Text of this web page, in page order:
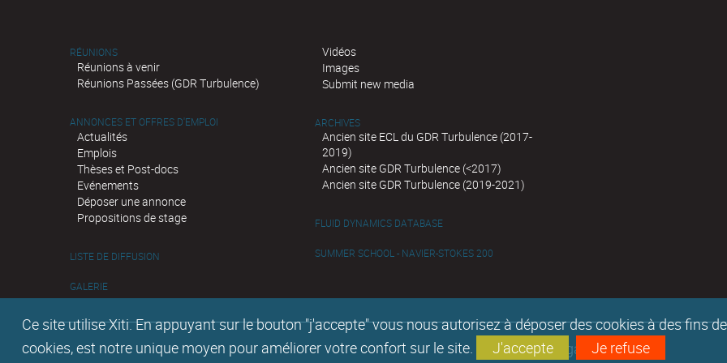
Ce site utilise Xiti. En appuyant sur le bouton "j'accepte" vous nous autorisez à déposer des cookies à des fins
cookies, est notre unique moyen pour améliorer votre confort sur le site.
J'accepte Je refuse
RÉUNIONS
Réunions à venir
Réunions Passées (GDR Turbulence)
ANNONCES ET OFFRES D'EMPLOI
Actualités
Emplois
Thèses et Post-docs
Evénements
Déposer une annonce
Propositions de stage
LISTE DE DIFFUSION
GALERIE
Vidéos
Images
Submit new media
ARCHIVES
Ancien site ECL du GDR Turbulence (2017-
2019)
Ancien site GDR Turbulence (<2017)
Ancien site GDR Turbulence (2019-2021)
FLUID DYNAMICS DATABASE
SUMMER SCHOOL - NAVIER-STOKES 200
Mentions légales